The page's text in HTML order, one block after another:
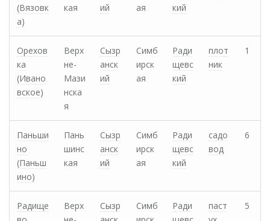
(Вязовк
а)
кая
ий
ая
кий
Орехов
ка
(Ивано
вское)
Верх
не-
Мази
нска
я
Сызр
анск
ий
Симб
ирск
ая
Ради
щевс
кий
плот
ник
1
Паньши
но
(Паньш
ино)
Пань
шинс
кая
Сызр
анск
ий
Симб
ирск
ая
Ради
щевс
кий
садо
вод
6
Радище
Верх
Сызр
Симб
Ради
паст
5